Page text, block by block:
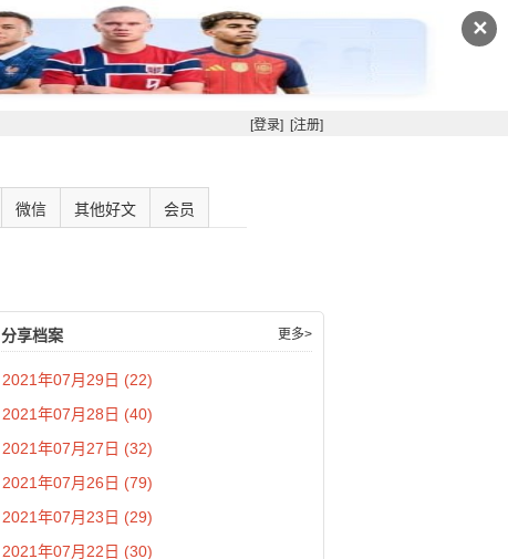
✕
[登录] [注册]
微信 其他好文 会员
分享档案 更多>
2021年07月29日 (22)
2021年07月28日 (40)
2021年07月27日 (32)
2021年07月26日 (79)
2021年07月23日 (29)
2021年07月22日 (30)